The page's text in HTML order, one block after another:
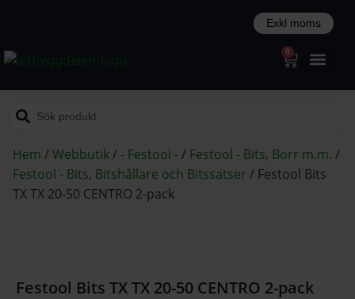
0
Hem /Webbutik/ - Festool -/ Festool - Bits, Borr m.m. /
Festool - Bits, Bitshållare och Bitssatser / Festool Bits
TX TX 20-50 CENTRO 2-pack
Festool Bits TX TX 20-50 CENTRO 2-pack